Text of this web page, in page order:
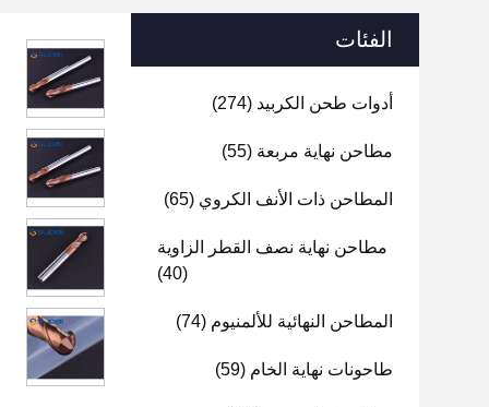
الفئات
أدوات طحن الكربيد (274)
مطاحن نهاية مربعة (55)
المطاحن ذات الأنف الكروي (65)
مطاحن نهاية نصف القطر الزاوية
(40)
المطاحن النهائية للألمنيوم (74)
طاحونات نهاية الخام (59)